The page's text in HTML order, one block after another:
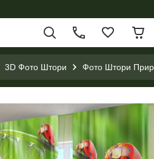
3D Фото Штори Фото Штори